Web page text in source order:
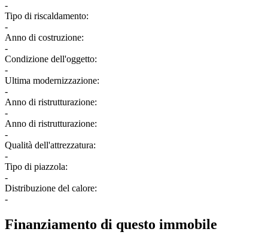
-
Tipo di riscaldamento:
-
Anno di costruzione:
-
Condizione dell'oggetto:
-
Ultima modernizzazione:
-
Anno di ristrutturazione:
-
Anno di ristrutturazione:
-
Qualità dell'attrezzatura:
-
Tipo di piazzola:
-
Distribuzione del calore:
-
Finanziamento di questo immobile